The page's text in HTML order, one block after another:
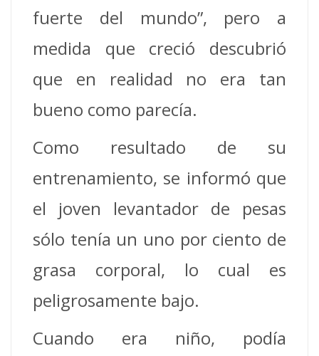
fuerte del mundo”, pero a
medida que creció descubrió
que en realidad no era tan
bueno como parecía.
Como resultado de su
entrenamiento, se informó que
el joven levantador de pesas
sólo tenía un uno por ciento de
grasa corporal, lo cual es
peligrosamente bajo.
Cuando era niño, podía